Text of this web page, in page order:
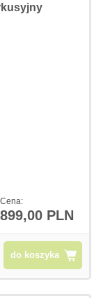
Cena:
899,00 PLN
do koszyka